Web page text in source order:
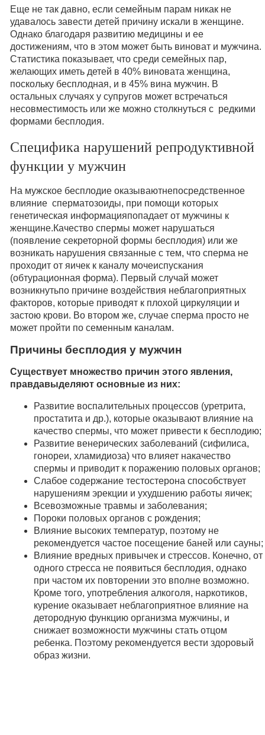
Еще не так давно, если семейным парам никак не
удавалось завести детей причину искали в женщине.
Однако благодаря развитию медицины и ее
достижениям, что в этом может быть виноват и мужчина.
Статистика показывает, что среди семейных пар,
желающих иметь детей в 40% виновата женщина,
поскольку бесплодная, и в 45% вина мужчин. В
остальных случаях у супругов может встречаться
несовместимость или же можно столкнуться с редкими
формами бесплодия.
Специфика нарушений репродуктивной
функции у мужчин
На мужское бесплодие оказываютнепосредственное
влияние сперматозоиды, при помощи которых
генетическая информацияпопадает от мужчины к
женщине.Качество спермы может нарушаться
(появление секреторной формы бесплодия) или же
возникать нарушения связанные с тем, что сперма не
проходит от яичек к каналу мочеиспускания
(обтурационная форма). Первый случай может
возникнутьпо причине воздействия неблагоприятных
факторов, которые приводят к плохой циркуляции и
застою крови. Во втором же, случае сперма просто не
может пройти по семенным каналам.
Причины бесплодия у мужчин
Существует множество причин этого явления,
правдавыделяют основные из них:
Развитие воспалительных процессов (уретрита,
простатита и др.), которые оказывают влияние на
качество спермы, что может привести к бесплодию;
Развитие венерических заболеваний (сифилиса,
гонореи, хламидиоза) что влияет накачество
спермы и приводит к поражению половых органов;
Слабое содержание тестостерона способствует
нарушениям эрекции и ухудшению работы яичек;
Всевозможные травмы и заболевания;
Пороки половых органов с рождения;
Влияние высоких температур, поэтому не
рекомендуется частое посещение баней или сауны;
Влияние вредных привычек и стрессов. Конечно, от
одного стресса не появиться бесплодия, однако
при частом их повторении это вполне возможно.
Кроме того, употребления алкоголя, наркотиков,
курение оказывает неблагоприятное влияние на
детородную функцию организма мужчины, и
снижает возможности мужчины стать отцом
ребенка. Поэтому рекомендуется вести здоровый
образ жизни.